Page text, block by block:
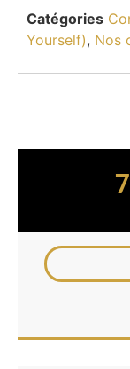
Catégories
Yourself), Nos